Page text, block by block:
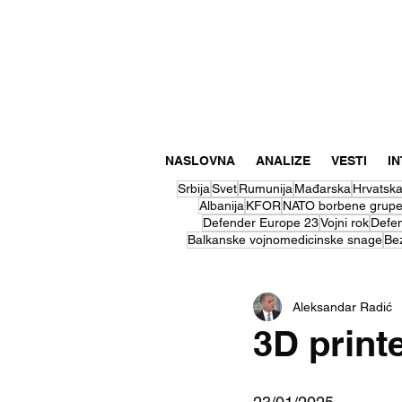
NASLOVNA ANALIZE VESTI
SrbijaSvetRumunija Mađarska Hrvatska
Albanija KFORNATO borbene grupe
Defender Europe 23Vojni rok
Balkanske vojnomedicinske snage
3D
Aleksandar Radić